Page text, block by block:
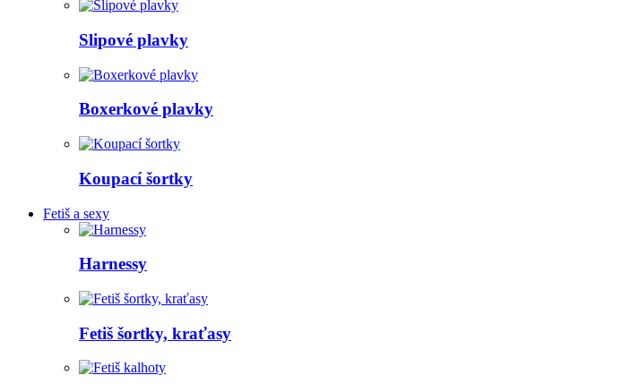
Slipové plavky
Boxerkové plavky
Koupací šortky
Fetiš a sexy
Harnessy
Fetiš šortky, kraťasy